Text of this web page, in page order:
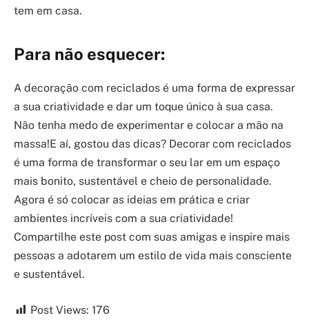
tem em casa.
Para não esquecer:
A decoração com reciclados é uma forma de expressar
a sua criatividade e dar um toque único à sua casa.
Não tenha medo de experimentar e colocar a mão na
massa!E aí, gostou das dicas? Decorar com reciclados
é uma forma de transformar o seu lar em um espaço
mais bonito, sustentável e cheio de personalidade.
Agora é só colocar as ideias em prática e criar
ambientes incríveis com a sua criatividade!
Compartilhe este post com suas amigas e inspire mais
pessoas a adotarem um estilo de vida mais consciente
e sustentável.
Post Views: 176